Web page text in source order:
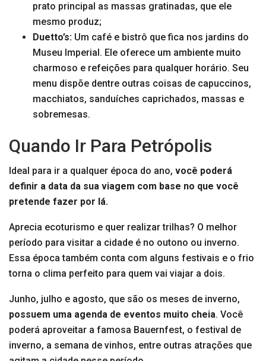
prato principal as massas gratinadas, que ele
mesmo produz;
Duetto’s: Um café e bistrô que fica nos jardins do
Museu Imperial. Ele oferece um ambiente muito
charmoso e refeições para qualquer horário. Seu
menu dispõe dentre outras coisas de capuccinos,
macchiatos, sanduíches caprichados, massas e
sobremesas.
Quando Ir Para Petrópolis
Ideal para ir a qualquer época do ano, você poderá
definir a data da sua viagem com base no que você
pretende fazer por lá.
Aprecia ecoturismo e quer realizar trilhas? O melhor
período para visitar a cidade é no outono ou inverno.
Essa época também conta com alguns festivais e o frio
torna o clima perfeito para quem vai viajar a dois.
Junho, julho e agosto, que são os meses de inverno,
possuem uma agenda de eventos muito cheia. Você
poderá aproveitar a famosa Bauernfest, o festival de
inverno, a semana de vinhos, entre outras atrações que